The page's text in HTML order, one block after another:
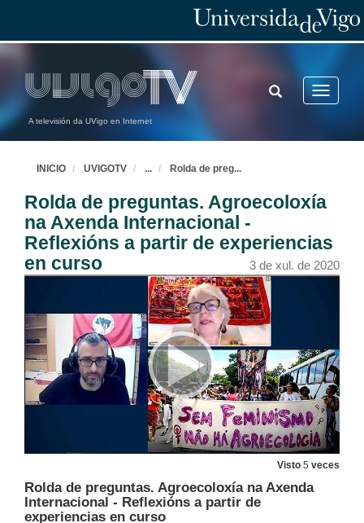
A televisión da UVigo en Internet
Toggle
TOGGLE
SEARCH
INICIO UVIGOTV ... Rolda de preg...
Rolda de preguntas. Agroecoloxía
na Axenda Internacional -
Reflexións a partir de experiencias
en curso
3 de xul. de 2020
Visto 5 veces
Rolda de preguntas. Agroecoloxía na Axenda
Internacional - Reflexións a partir de
experiencias en curso